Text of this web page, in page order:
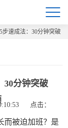
步速成法：30分钟突破
30分钟突破
点击：
而被迫加班？是